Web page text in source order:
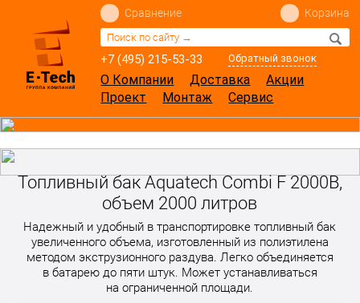
+7 (495) 215-53-33 Обратный звонок
Сравнение Корзина
О Компании Доставка
Акции
Проект
Монтаж Сервис
Топливный бак Aquatech Combi F 2000B,
объем 2000 литров
Надежный и удобный в транспортировке топливный бак
увеличенного объема, изготовленный из полиэтилена
методом экструзионного раздува. Легко объединяется
в батарею до пяти штук. Может устанавливаться
на ограниченной площади.